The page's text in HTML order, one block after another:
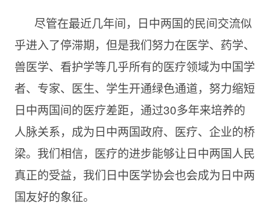
尽管在最近几年间，日中两国的民间交流似
乎进入了停滞期，但是我们努力在医学、药学、
兽医学、看护学等几乎所有的医疗领域为中国学
者、专家、医生、学生开通绿色通道，努力缩短
日中两国间的医疗差距，通过30多年来培养的
人脉关系，成为日中两国政府、医疗、企业的桥
梁。我们相信，医疗的进步能够让日中两国人民
真正的受益，我们日中医学协会也会成为日中两
国友好的象征。